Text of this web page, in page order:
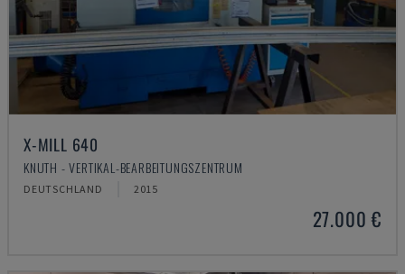
X-MILL 640
KNUTH - VERTIKAL-BEARBEITUNGSZENTRUM
DEUTSCHLAND 2015
27.000 €